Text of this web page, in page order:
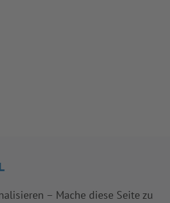
– Mache diese Seite zu